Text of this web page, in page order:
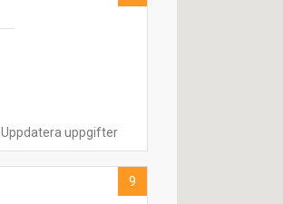
Uppdatera uppgifter
9